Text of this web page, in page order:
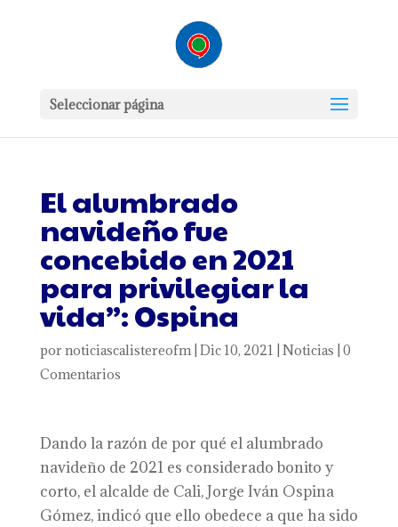
Seleccionar página
El alumbrado
navideño fue
concebido en 2021
para privilegiar la
vida”: Ospina
por noticiascalistereofm| Dic 10, 2021 Noticias 0
Comentarios
Dando la razón de por qué el alumbrado
navideño de 2021 es considerado bonito y
corto, el alcalde de Cali, Jorge Iván Ospina
Gómez, indicó que ello obedece a que ha sido